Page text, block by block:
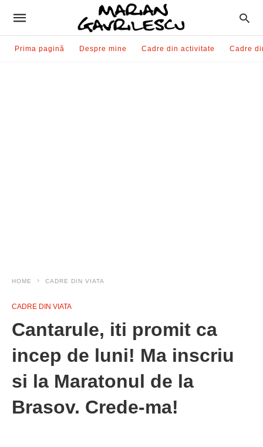
Prima pagină Despre mine Cadre din activitate Cadre
HOME CADRE DIN VIATA
CADRE DIN VIATA
Cantarule, iti promit ca
incep de luni! Ma inscriu
si la Maratonul de la
Brasov. Crede-ma!